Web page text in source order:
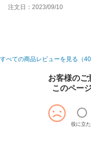
注文日：2023/09/10
すべての商品レビューを見る（
お客様のご
このペー
役に立